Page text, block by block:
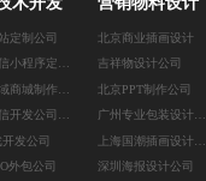
定制公司
深圳微信小程序定制公司
企业微信开发公司重庆公众号定制公司
发公司
外包公司
北京商业插画设计
吉祥物设计公司
北京PPT制作公司
广州专业包装设计公司
深圳海报设计公司